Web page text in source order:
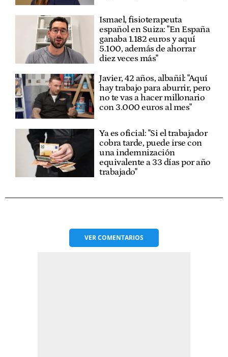
Ismael, fisioterapeuta
español en Suiza: "En España
ganaba 1.182 euros y aquí
5.100, además de ahorrar
diez veces más"
Javier, 42 años, albañil: "Aquí
hay trabajo para aburrir, pero
no te vas a hacer millonario
con 3.000 euros al mes"
Ya es oficial: "Si el trabajador
cobra tarde, puede irse con
una indemnización
equivalente a 33 días por año
trabajado"
VERCOMENTARIOS